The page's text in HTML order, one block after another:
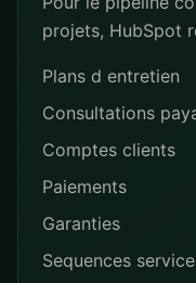
projets, HubSpot
Plans d entretien
Consultations
Comptes clients
Paiements
Garanties
Sequences service